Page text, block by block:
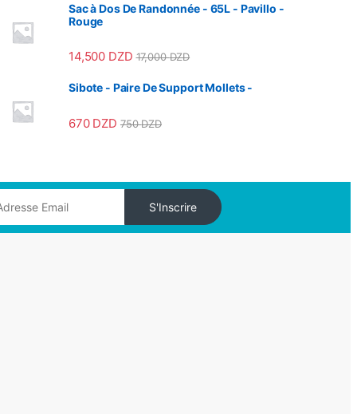
Sac à Dos De Randonnée - 65L - Pavillo -
Rouge
14,500 DZD 17,000DZD
Sibote - Paire De Support Mollets -
670 DZD 750DZD
S'Inscrire